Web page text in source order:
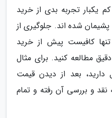
یکبار تجربه بدی از خرید
پشیمان شده اند. جلوگیری از
کافیست پیش از خرید
مطالعه کنید. برای مثال
بعد از دیدن قیمت
و بررسی آن رفته و تمام